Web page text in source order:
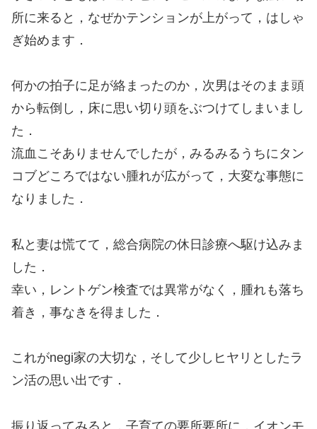
所に来ると，なぜかテンションが上がって，はしゃ
ぎ始めます．
何かの拍子に足が絡まったのか，次男はそのまま頭
から転倒し，床に思い切り頭をぶつけてしまいまし
た．
流血こそありませんでしたが，みるみるうちにタン
コブどころではない腫れが広がって，大変な事態に
なりました．
私と妻は慌てて，総合病院の休日診療へ駆け込みま
した．
幸い，レントゲン検査では異常がなく，腫れも落ち
着き，事なきを得ました．
これがnegi家の大切な，そして少しヒヤリとしたラ
ン活の思い出です．
振り返ってみると，子育ての要所要所に，イオンモ